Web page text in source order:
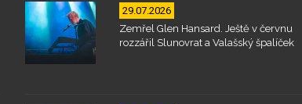
29.07.2026
Zemřel Glen Hansard. Ještě v červnu
rozzářil Slunovrat a Valašský špalíček